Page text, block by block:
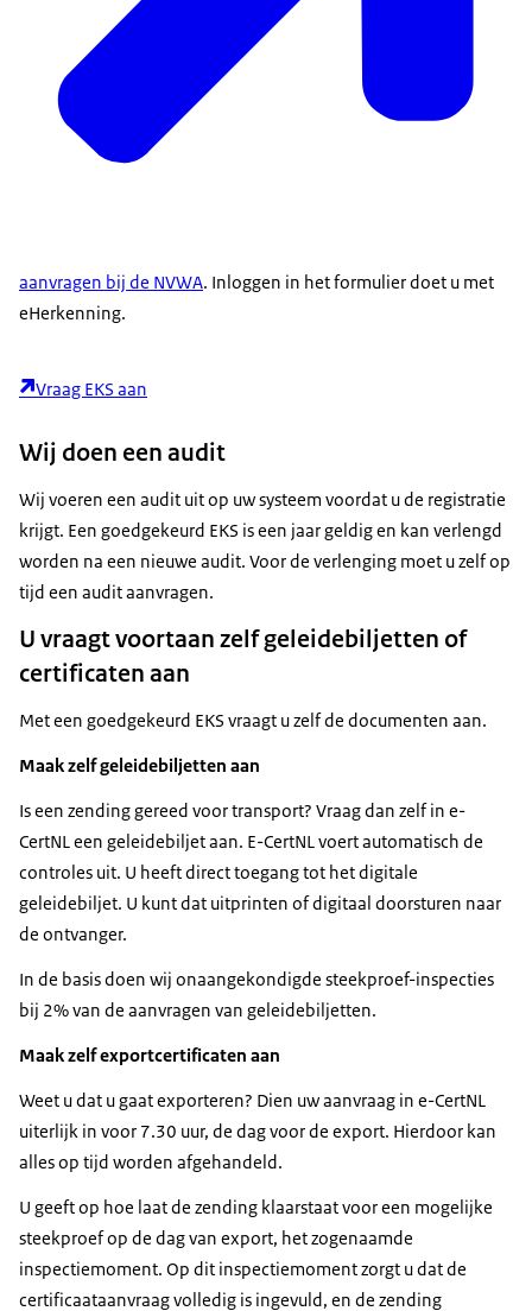
aanvragen bij de NVWA. Inloggen in het formulier doet u met
eHerkenning.
Vraag EKS aan
Wij doen een audit
Wij voeren een audit uit op uw systeem voordat u de registratie
krijgt. Een goedgekeurd EKS is een jaar geldig en kan verlengd
worden na een nieuwe audit. Voor de verlenging moet u zelf op
tijd een audit aanvragen.
U vraagt voortaan zelf geleidebiljetten of
certificaten aan
Met een goedgekeurd EKS vraagt u zelf de documenten aan.
Maak zelf geleidebiljetten aan
Is een zending gereed voor transport? Vraag dan zelf in e-
CertNL een geleidebiljet aan. E-CertNL voert automatisch de
controles uit. U heeft direct toegang tot het digitale
geleidebiljet. U kunt dat uitprinten of digitaal doorsturen naar
de ontvanger.
In de basis doen wij onaangekondigde steekproef-inspecties
bij 2% van de aanvragen van geleidebiljetten.
Maak zelf exportcertificaten aan
Weet u dat u gaat exporteren? Dien uw aanvraag in e-CertNL
uiterlijk in voor 7.30 uur, de dag voor de export. Hierdoor kan
alles op tijd worden afgehandeld.
U geeft op hoe laat de zending klaarstaat voor een mogelijke
steekproef op de dag van export, het zogenaamde
inspectiemoment. Op dit inspectiemoment zorgt u dat de
certificaataanvraag volledig is ingevuld, en de zending